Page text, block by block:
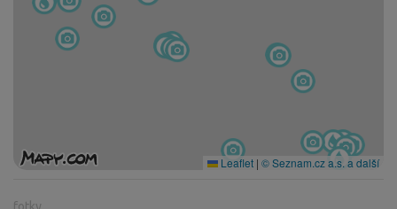
Leaflet | © Seznam.cz a.s. a další